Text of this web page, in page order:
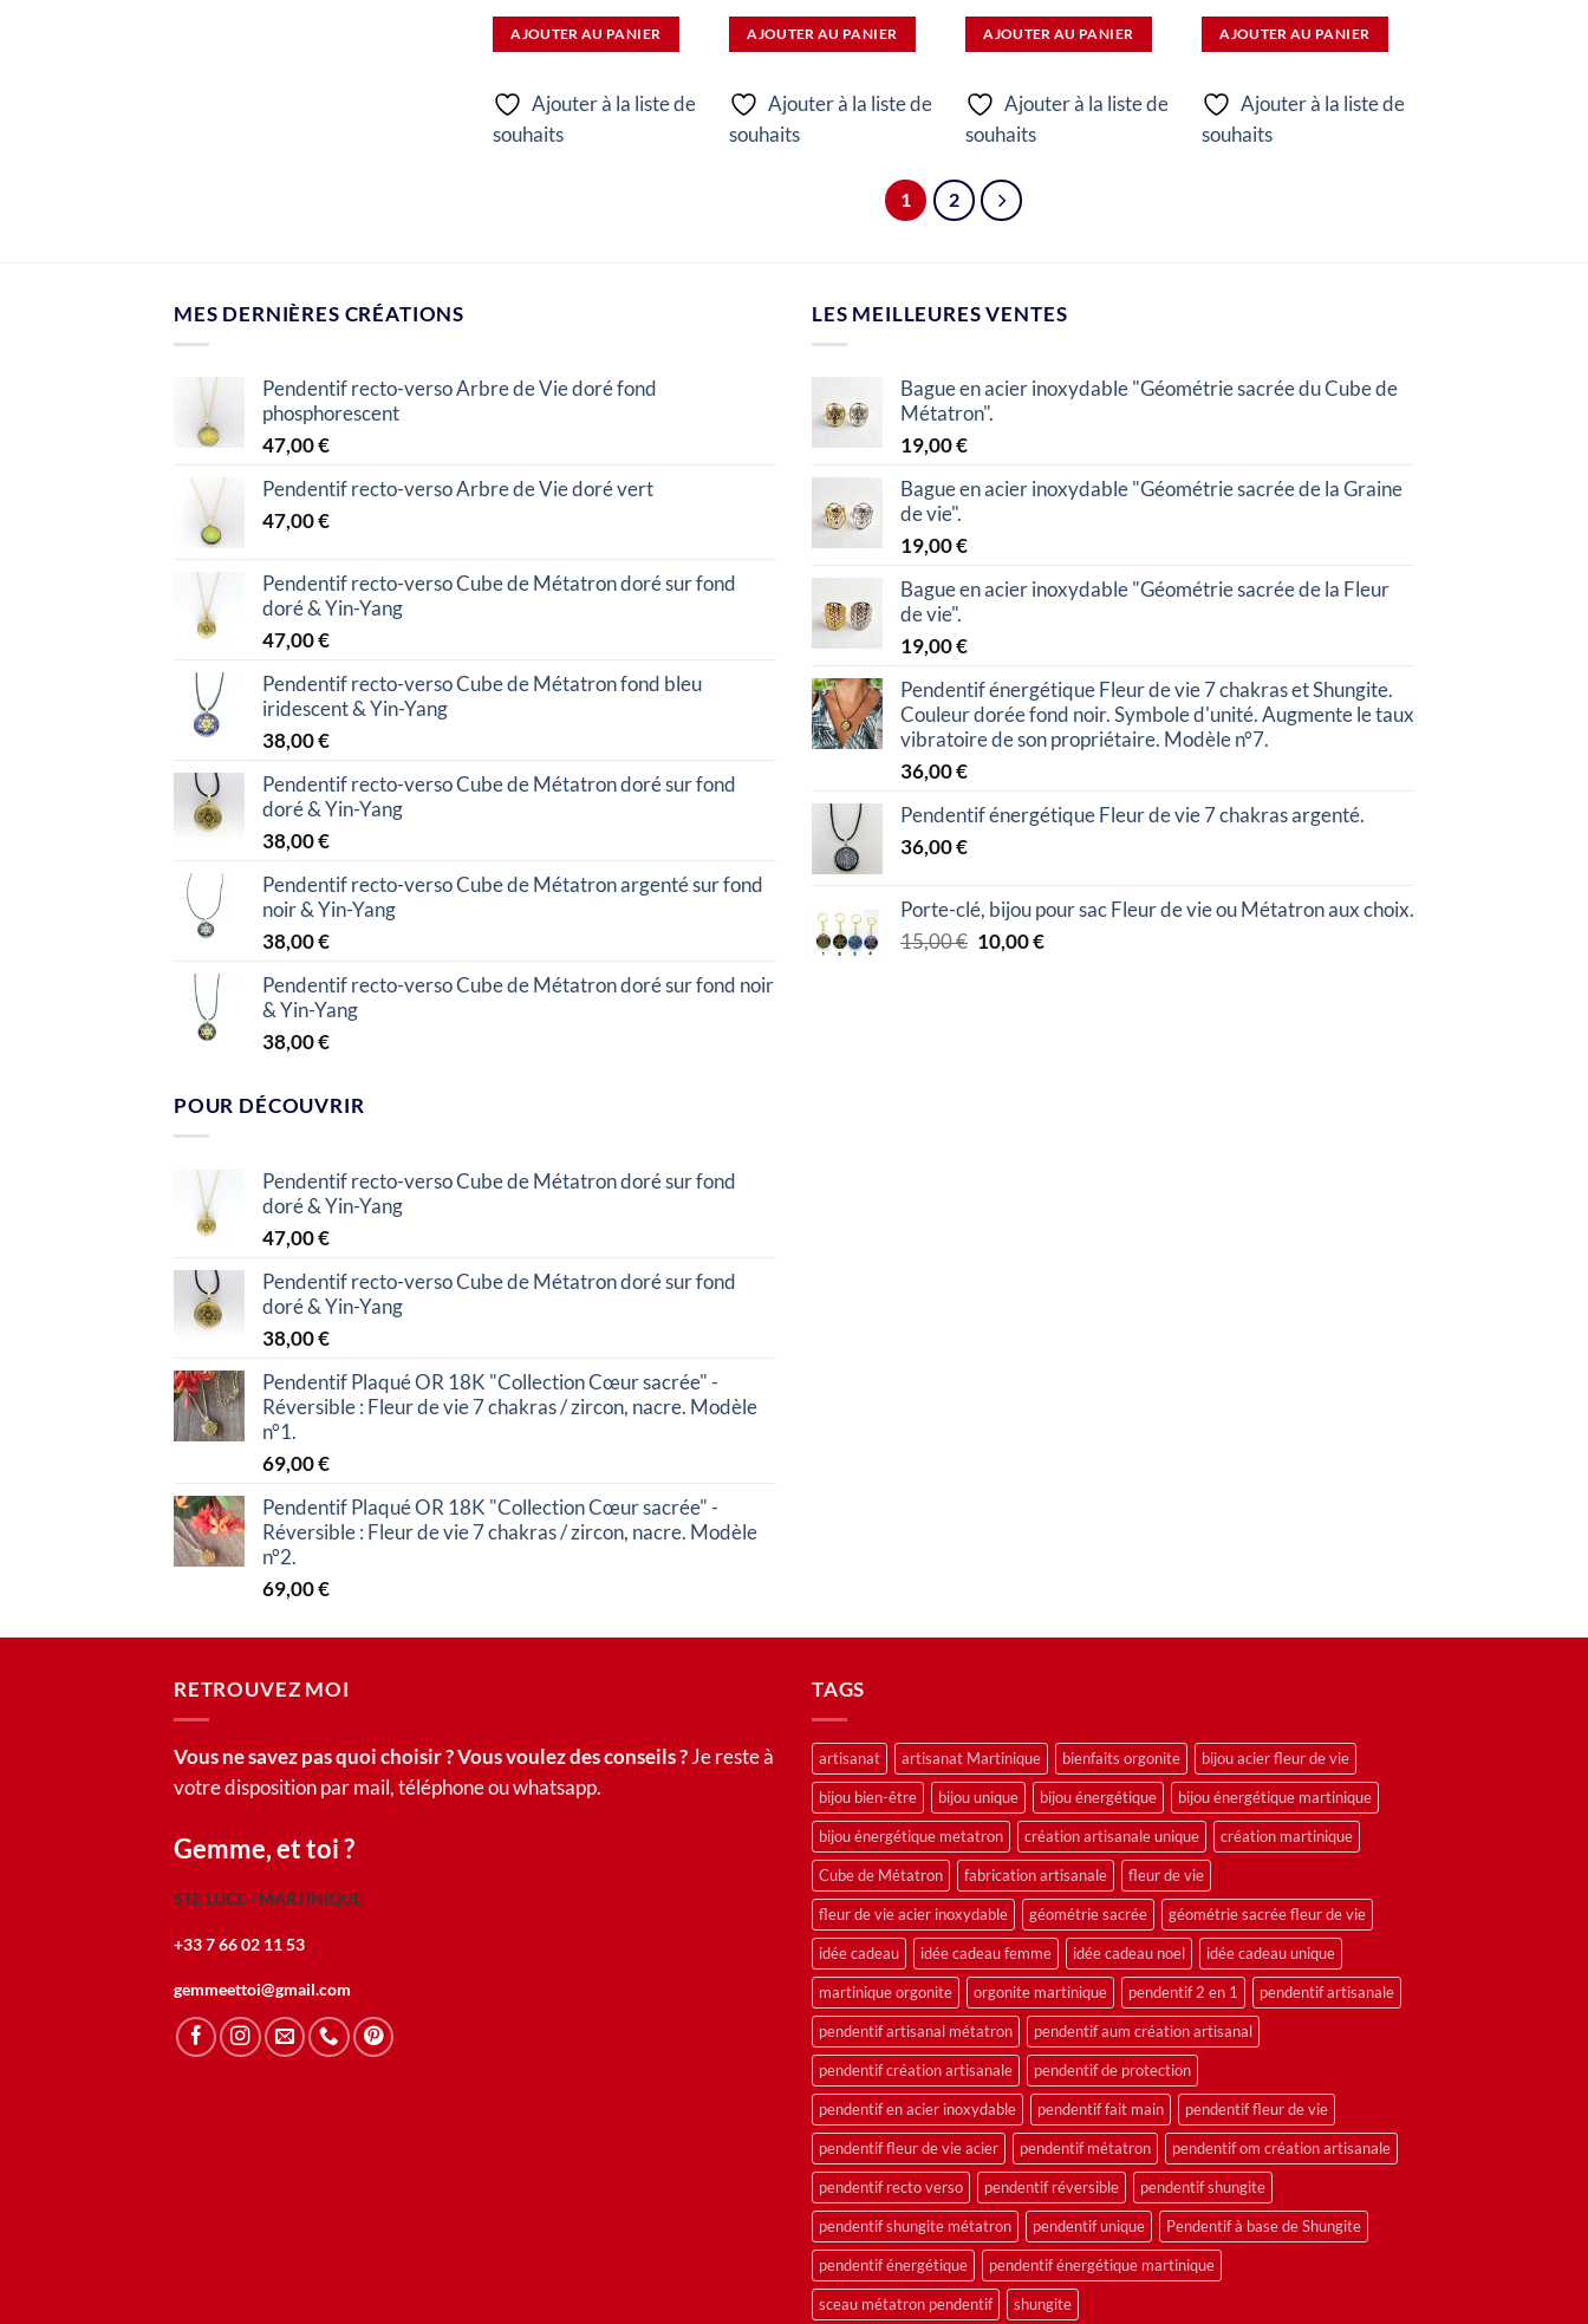
AJOUTER AU PANIER
Ajouter à la liste de
souhaits
AJOUTER AU PANIER
Ajouter à la liste de
souhaits
AJOUTER AU PANIER
Ajouter à la liste de
souhaits
AJOUTER AU PANIER
Ajouter à la liste de
souhaits
1 2
MES DERNIÈRES CRÉATIONS
Pendentif recto-verso Arbre de Vie doré fond
phosphorescent
47,00€
Pendentif recto-verso Arbre de Vie doré vert
47,00€
Pendentif recto-verso Cube de Métatron doré sur fond
doré & Yin-Yang
47,00€
Pendentif recto-verso Cube de Métatron fond bleu
iridescent & Yin-Yang
38,00€
Pendentif recto-verso Cube de Métatron doré sur fond
doré & Yin-Yang
38,00€
Pendentif recto-verso Cube de Métatron argenté sur fond
noir & Yin-Yang
38,00€
Pendentif recto-verso Cube de Métatron doré sur fond noir
& Yin-Yang
38,00€
LES MEILLEURES VENTES
Bague en acier inoxydable "Géométrie sacrée du Cube de
Métatron".
19,00€
Bague en acier inoxydable "Géométrie sacrée de la Graine
de vie".
19,00€
Bague en acier inoxydable "Géométrie sacrée de la Fleur
de vie".
19,00€
Pendentif énergétique Fleur de vie 7 chakras et Shungite.
Couleur dorée fond noir. Symbole d'unité. Augmente le taux
vibratoire de son propriétaire. Modèle n°7.
36,00€
Pendentif énergétique Fleur de vie 7 chakras argenté.
36,00€
Porte-clé, bijou pour sac Fleur de vie ou Métatron aux choix.
15,00€ Le
10,00€Le
POUR DÉCOUVRIR
Pendentif recto-verso Cube de Métatron doré sur fond
doré & Yin-Yang
47,00€
Pendentif recto-verso Cube de Métatron doré sur fond
doré & Yin-Yang
38,00€
Pendentif Plaqué OR 18K "Collection Cœur sacrée" -
Réversible : Fleur de vie 7 chakras / zircon, nacre. Modèle
n°1.
69,00€
Pendentif Plaqué OR 18K "Collection Cœur sacrée" -
Réversible : Fleur de vie 7 chakras / zircon, nacre. Modèle
n°2.
69,00€
RETROUVEZ MOI
Vous ne savez pas quoi choisir ? Vous voulez des conseils ? Je reste à
votre disposition par mail, téléphone ou whatsapp.
Gemme, et toi ?
STE LUCE - MARTINIQUE
+33 7 66 02 11 53
gemmeettoi@gmail.com
TAGS
artisanat artisanat Martinique bienfaits orgonite bijou acier fleur de vie
bijou bien-être bijou unique bijou énergétique bijou énergétique martinique
bijou énergétique metatron création artisanale unique création martinique
Cube de Métatron fabrication artisanale fleur de vie
fleur de vie acier inoxydable géométrie sacrée géométrie sacrée fleur de vie
idée cadeau idée cadeau femme idée cadeau noel idée cadeau unique
martinique orgonite orgonite martinique pendentif 2 en 1 pendentif artisanale
pendentif artisanal métatron pendentif aum création artisanal
pendentif création artisanale pendentif de protection
pendentif en acier inoxydable pendentif fait main pendentif fleur de vie
pendentif fleur de vie acier pendentif métatron pendentif om création artisanale
pendentif recto verso pendentif réversible pendentif shungite
pendentif shungite métatron pendentif unique Pendentif à base de Shungite
pendentif énergétique pendentif énergétique martinique
sceau métatron pendentif shungite